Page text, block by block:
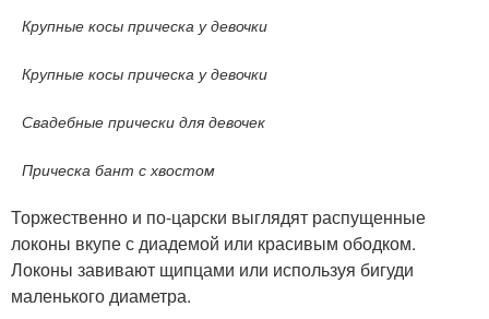
Крупные косы прическа у девочки
Крупные косы прическа у девочки
Свадебные прически для девочек
Прическа бант с хвостом
Торжественно и по-царски выглядят распущенные
локоны вкупе с диадемой или красивым ободком.
Локоны завивают щипцами или используя бигуди
маленького диаметра.